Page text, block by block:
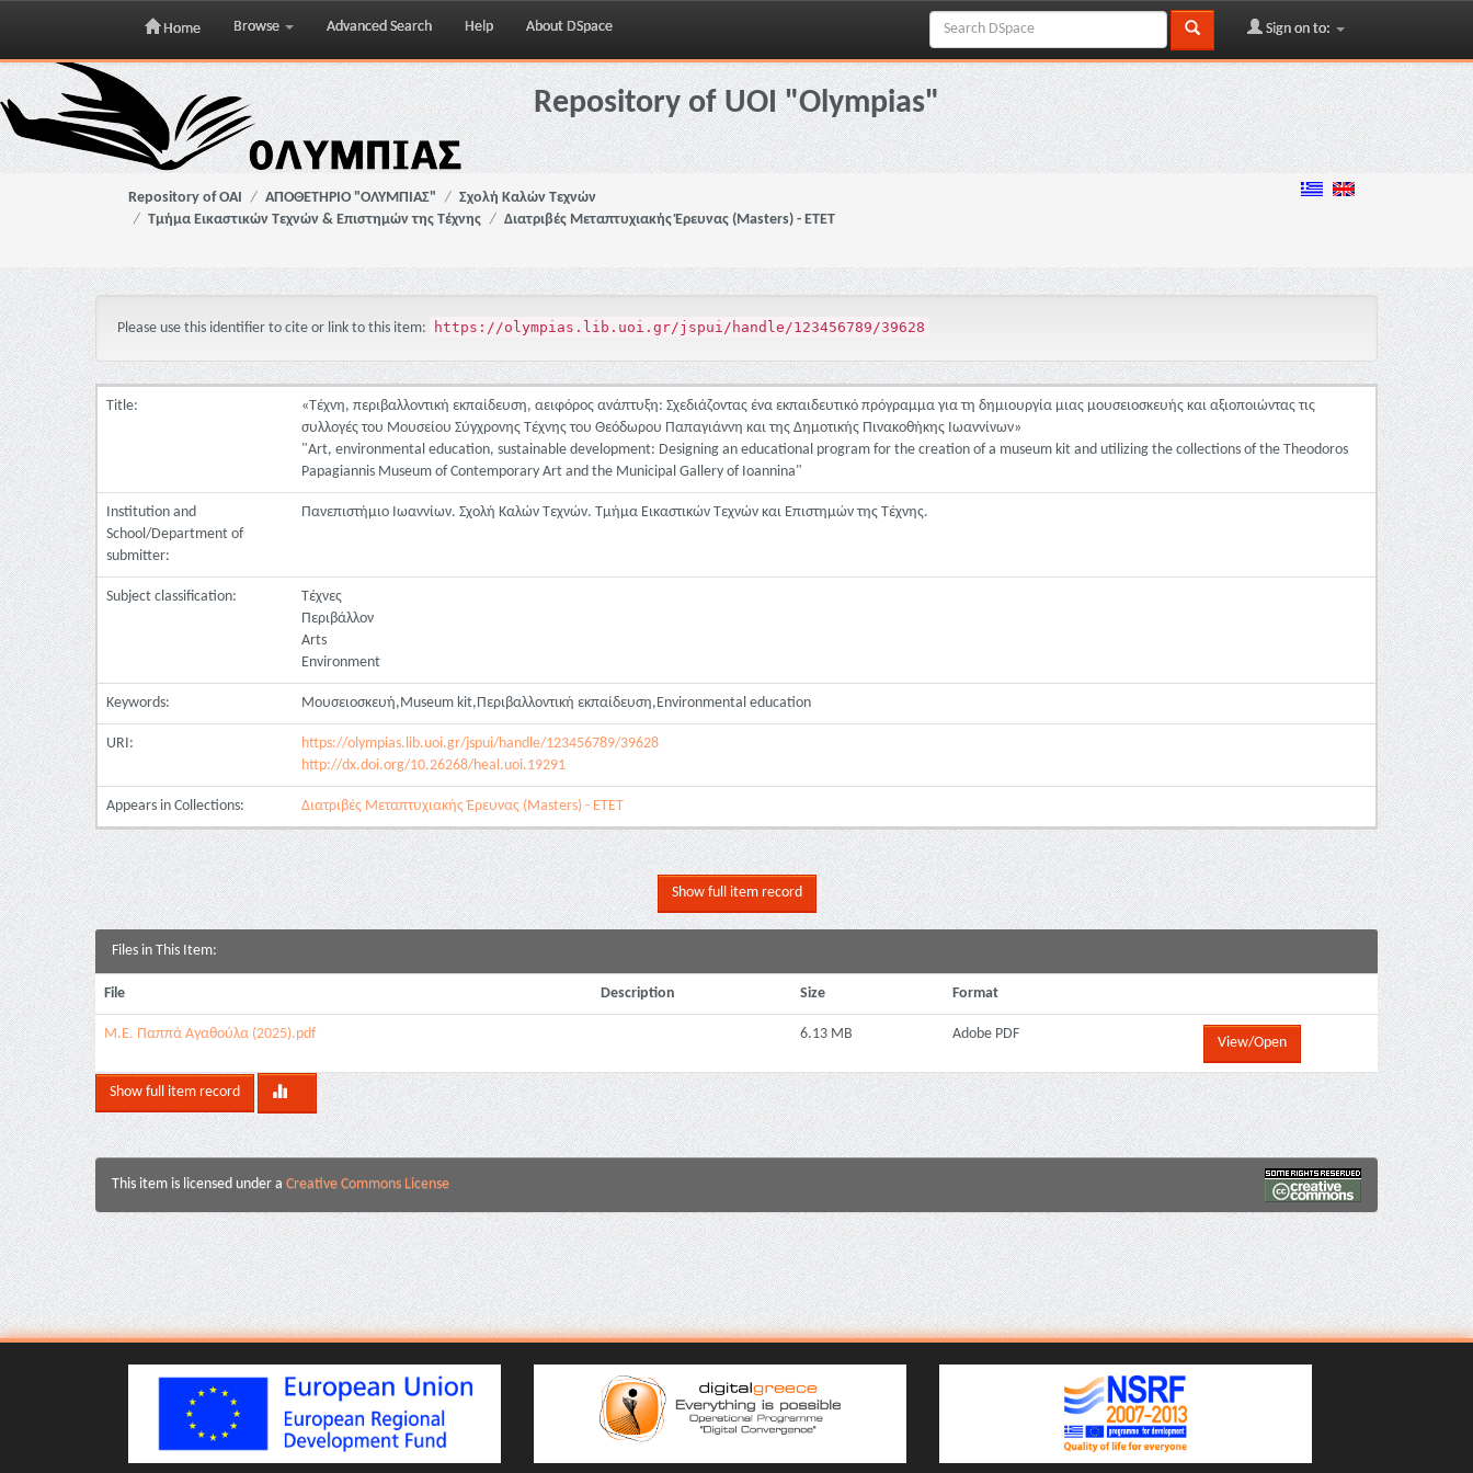
Skip
navigation
Home Browse Advanced Search Help About DSpace Sign on to:
Repository of UOI "Olympias"
Repository of OAI ΑΠΟΘΕΤΗΡΙΟ "ΟΛΥΜΠΙΑΣ"
Σχολή Καλών Τεχνών
Τμήμα Εικαστικών Τεχνών & Επιστημών της Τέχνης
Διατριβές Μεταπτυχιακής Έρευνας (Masters) - ΕΤΕΤ
Please use this identifier to cite or link to this item: https://olympias.lib.uoi.gr/jspui/handle/123456789/39628
Title:
«Τέχνη, περιβαλλοντική εκπαίδευση, αειφόρος ανάπτυξη: Σχεδιάζοντας ένα εκπαιδευτικό πρόγραμμα για τη δημιουργία μιας μουσειοσκευής και αξιοποιώντας τις
συλλογές του Μουσείου Σύγχρονης Τέχνης του Θεόδωρου Παπαγιάννη και της Δημοτικής Πινακοθήκης Ιωαννίνων»
"Art, environmental education, sustainable development: Designing an educational program for the creation of a museum kit and utilizing the collections of the Theodoros
Papagiannis Museum of Contemporary Art and the Municipal Gallery of Ioannina"
Institution and
School/Department of
submitter:
Πανεπιστήμιο Ιωαννίων. Σχολή Καλών Τεχνών. Τμήμα Εικαστικών Τεχνών και Επιστημών της Τέχνης.
Subject classification:
Τέχνες
Περιβάλλον
Arts
Εnvironment
Keywords: Μουσειοσκευή,Museum kit,Περιβαλλοντική εκπαίδευση,Environmental education
URI:
https://olympias.lib.uoi.gr/jspui/handle/123456789/39628
http://dx.doi.org/10.26268/heal.uoi.19291
Appears in Collections: Διατριβές Μεταπτυχιακής Έρευνας (Masters) - ΕΤΕΤ
Show full item record
Files in This Item:
File Description Size Format
Μ.Ε. Παππά Αγαθούλα (2025).pdf 6.13 MB Adobe PDF
View/Open
Show full item record
This item is licensed under a Creative Commons License